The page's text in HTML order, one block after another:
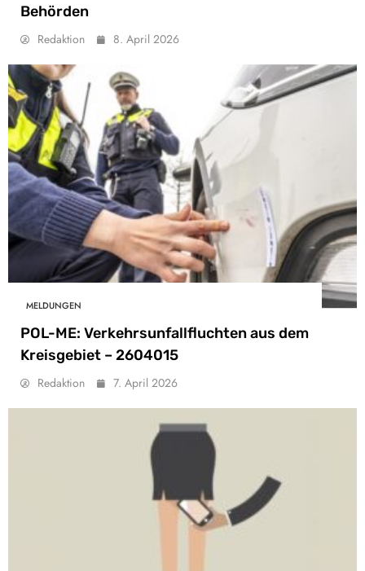
Behörden
Redaktion 8. April 2026
MELDUNGEN
POL-ME: Verkehrsunfallfluchten aus dem
Kreisgebiet – 2604015
Redaktion 7. April 2026